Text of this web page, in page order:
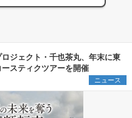
ジェクト・千也茶丸、年末に東
スティクツアーを開催
ニュース